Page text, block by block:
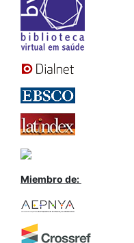
Miembro de: